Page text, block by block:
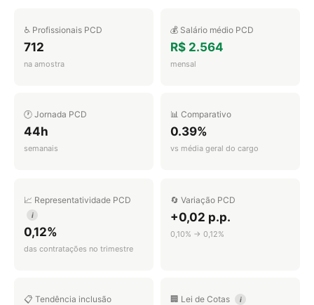
♿ Profissionais PCD
712
na amostra
💰 Salário médio PCD
R$ 2.564
mensal
🕐 Jornada PCD
44h
semanais
📊 Comparativo
0.39%
vs média geral do cargo
📈 Representatividade PCD
i
0,12%
das contratações no trimestre
🔄 Variação PCD
+0,02 p.p.
0,10% → 0,12%
📋 Tendência inclusão 🏢 Lei de Cotas i